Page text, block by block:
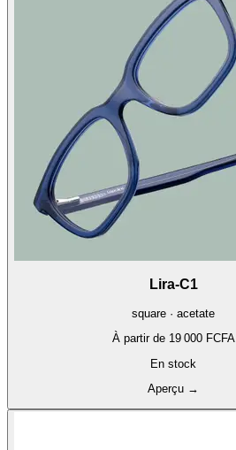
Lira-C1
square · acetate
À partir de 19 000 FCFA
En stock
Aperçu →